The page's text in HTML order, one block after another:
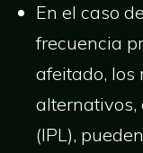
En el caso
frecuencia
afeitado, los
alternativos,
(IPL),